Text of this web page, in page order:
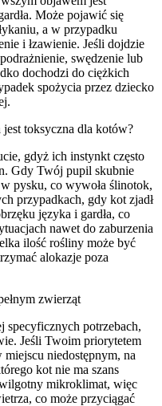
Może pojawić się
a w przypadku
i łzawienie. Jeśli dojdzie
swędzenie lub
dochodzi do ciężkich
spożycia przez dziecko
toksyczna dla kotów?
gdyż ich instynkt często
Gdy Twój pupil skubnie
pysku, co wywoła ślinotok,
przypadkach, gdy kot zjadł
języka i gardła, co
nawet do zaburzenia
ilość rośliny może być
alokazje poza
zwierząt
potrzebach,
Jeśli Twoim priorytetem
niedostępnym, na
kot nie ma szans
mikroklimat, więc
co może przyciągać